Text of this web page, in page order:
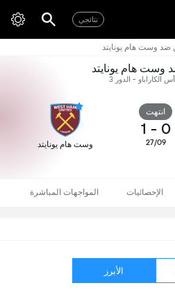
نتائجي
ضد وست هام يونايتد
وست هام يونايتد
الكاراباو - الدور 3
انتهت
0
-
1
27/09 وست هام يونايتد
الإحصائيات المواجهات المباشرة
الأبرز